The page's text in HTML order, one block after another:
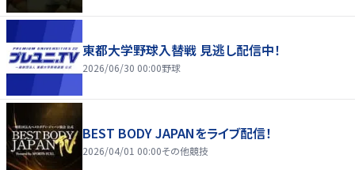
東都大学野球入替戦 見逃し配信中！
2026/06/30 00:00野球
BEST BODY JAPANをライブ配信！
2026/04/01 00:00その他競技